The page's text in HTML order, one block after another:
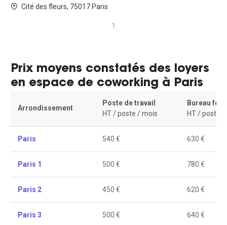
Cité des fleurs, 75017 Paris
1
Prix moyens constatés des loyers
en espace de coworking à Paris
Arrondissement
Poste de travail
HT / poste / mois
Bureau
HT / poste /
Paris 540 € 630 €
Paris 1 500 € 780 €
Paris 2 450 € 620 €
Paris 3 500 € 640 €